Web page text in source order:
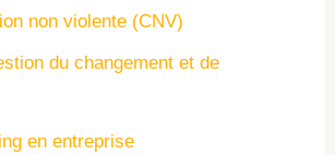
non violente (CNV)
du changement et de
en entreprise